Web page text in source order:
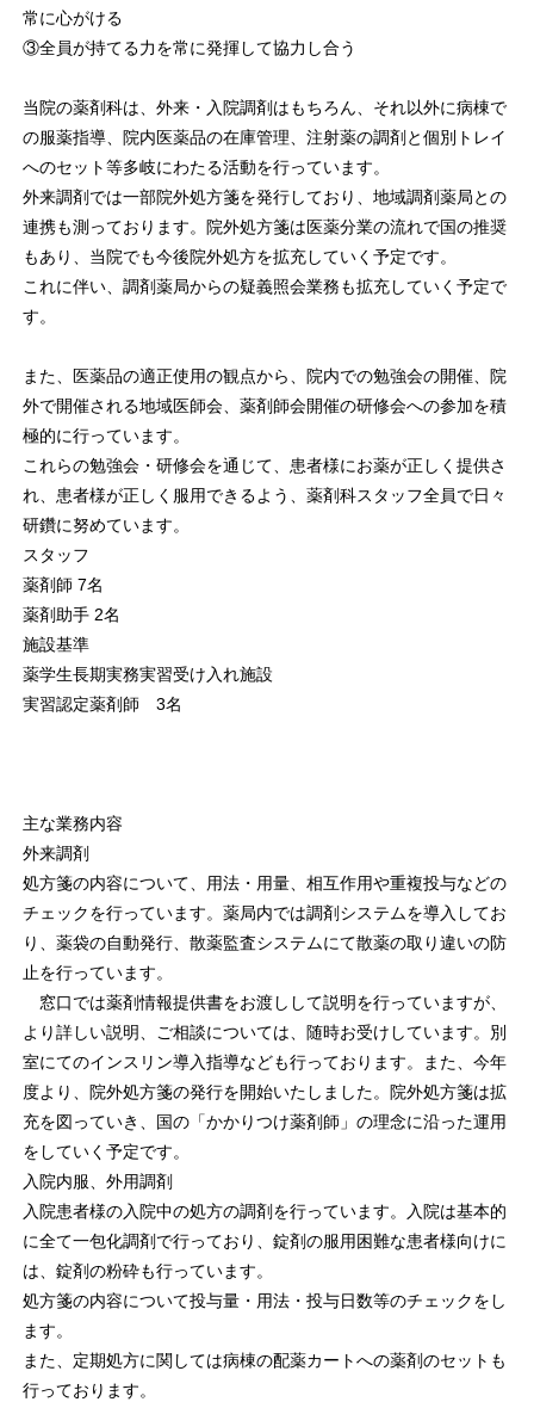
常に心がける
③全員が持てる力を常に発揮して協力し合う
当院の薬剤科は、外来・入院調剤はもちろん、それ以外に病棟で
の服薬指導、院内医薬品の在庫管理、注射薬の調剤と個別トレイ
へのセット等多岐にわたる活動を行っています。
外来調剤では一部院外処方箋を発行しており、地域調剤薬局との
連携も測っております。院外処方箋は医薬分業の流れで国の推奨
もあり、当院でも今後院外処方を拡充していく予定です。
これに伴い、調剤薬局からの疑義照会業務も拡充していく予定で
す。
また、医薬品の適正使用の観点から、院内での勉強会の開催、院
外で開催される地域医師会、薬剤師会開催の研修会への参加を積
極的に行っています。
これらの勉強会・研修会を通じて、患者様にお薬が正しく提供さ
れ、患者様が正しく服用できるよう、薬剤科スタッフ全員で日々
研鑽に努めています。
スタッフ
薬剤師 7名
薬剤助手 2名
施設基準
薬学生長期実務実習受け入れ施設
実習認定薬剤師 3名
主な業務内容
外来調剤
処方箋の内容について、用法・用量、相互作用や重複投与などの
チェックを行っています。薬局内では調剤システムを導入してお
り、薬袋の自動発行、散薬監査システムにて散薬の取り違いの防
止を行っています。
窓口では薬剤情報提供書をお渡しして説明を行っていますが、
より詳しい説明、ご相談については、随時お受けしています。別
室にてのインスリン導入指導なども行っております。また、今年
度より、院外処方箋の発行を開始いたしました。院外処方箋は拡
充を図っていき、国の「かかりつけ薬剤師」の理念に沿った運用
をしていく予定です。
入院内服、外用調剤
入院患者様の入院中の処方の調剤を行っています。入院は基本的
に全て一包化調剤で行っており、錠剤の服用困難な患者様向けに
は、錠剤の粉砕も行っています。
処方箋の内容について投与量・用法・投与日数等のチェックをし
ます。
また、定期処方に関しては病棟の配薬カートへの薬剤のセットも
行っております。